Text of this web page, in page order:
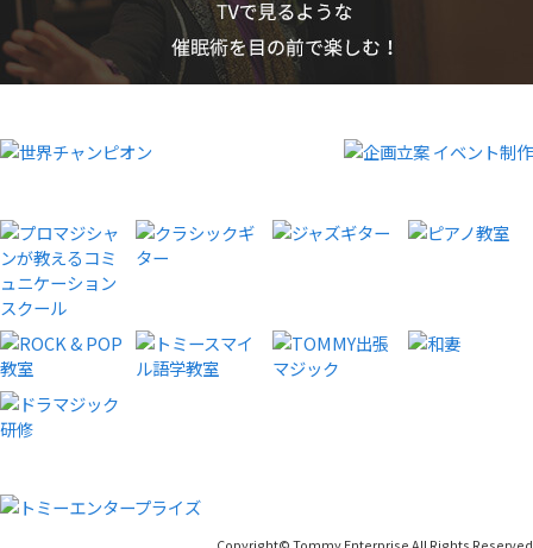
Copyright© Tommy Enterprise All Rights Reserved